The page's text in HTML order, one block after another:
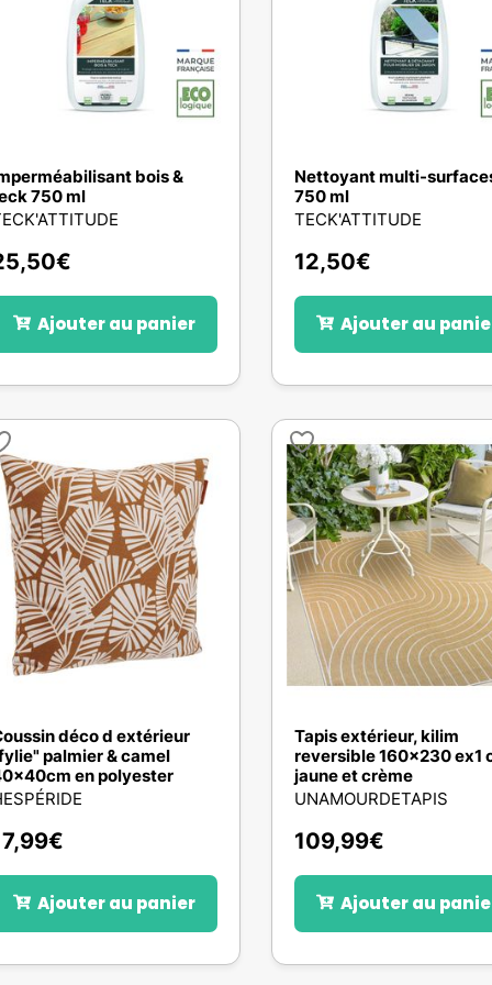
bois &
750 ml
€
Ajouter au panier
Nettoyant multi-
750 ml
TECK'ATTITUDE
12,50€
Ajouter au
déco d extérieur
palmier & camel
en polyester
€
Ajouter au panier
Tapis extérieur, kilim
reversible 160x230 ex1
jaune et crème
UNAMOURDETAPIS
109,99€
Ajouter au